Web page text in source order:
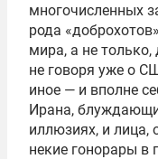
многочисленных
рода
мира, а не
не говоря уже о
иное — и вполне
Ирана,
иллюзиях, и
некие гонорары в